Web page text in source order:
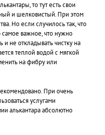
то тут есть свои
и шелковистый. При этом
Но если случилось так, что
самое важное, что нужно
и не откладывать чистку на
теплой водой с мягкой
на фибру или
При очень
услугами
алькантара абсолютно